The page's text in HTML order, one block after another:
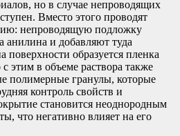
но в случае непроводящих
Вместо этого проводят
непроводящую подложку
анилина и добавляют туда
поверхности образуется пленка
этим в объеме раствора также
полимерные гранулы, которые
контроль свойств и
становится неоднородным
что негативно влияет на его